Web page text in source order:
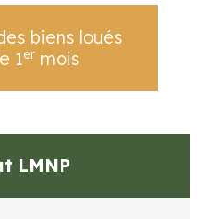
biens loués
1ermois
LMNP